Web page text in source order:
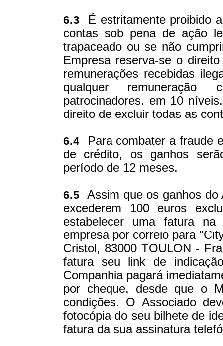
6.3 É estritamente proibido
contas sob pena de ação
trapaceado ou se não
Empresa reserva-se o
remunerações recebidas
qualquer remuneração
patrocinadores. em 10
direito de excluir todas as
6.4 Para combater a fraude
de crédito, os ganhos
período de 12 meses.
6.5 Assim que os ganhos do
excederem 100 euros
estabelecer uma fatura
empresa por correio para
Cristol, 83000 TOULON -
fatura seu link de
Companhia pagará
por cheque, desde que o
condições. O Associado
fotocópia do seu bilhete de
fatura da sua assinatura